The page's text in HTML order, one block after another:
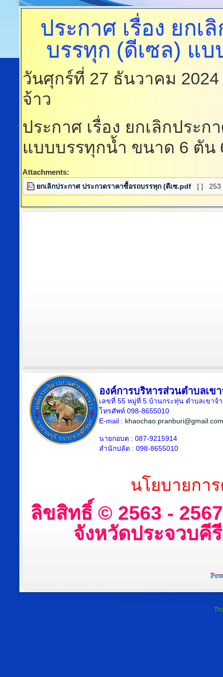
ประกาศเรื่อง ยกเ
บรรทุก (ดีเซล) แ
วันศุกร์ที่ 27 ธันวาคม 2024
จ้าว
ประกาศ เรื่อง ยกเลิกประ
แบบบรรทุกน้ำ ขนาด 6 ตัน
Attachments:
ยกเลิกประกาศ ประกวดราคาซื้อรถบรรทุก (ดีเซ.pdf [ ] 253
องค์การบริหารส่วนตำบลเข
เลขที่ 55 หมู่ที่ 5 บ้านกระทุ่น ตำบลเขาจ้
โทรศัพท์ 098-8655010
E-mail : khaochao.pranburi@gmail.com
นายกอบต : 087-9215914
สำนักปลัด : 098-8655010
นโยบายกา
ลิขสิทธิ์ © 2563 -
จังหวัดประจวบคี